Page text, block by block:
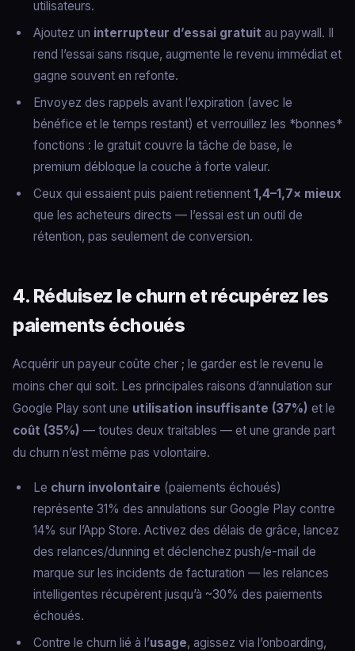
utilisateurs.
Ajoutez un interrupteur d’essai gratuit au paywall. Il
rend l’essai sans risque, augmente le revenu immédiat et
gagne souvent en refonte.
Envoyez des rappels avant l’expiration (avec le
bénéfice et le temps restant) et verrouillez les *bonnes*
fonctions : le gratuit couvre la tâche de base, le
premium débloque la couche à forte valeur.
Ceux qui essaient puis paient retiennent 1,4–1,7× mieux
que les acheteurs directs — l’essai est un outil de
rétention, pas seulement de conversion.
4. Réduisez le churn et récupérez les
paiements échoués
Acquérir un payeur coûte cher ; le garder est le revenu le
moins cher qui soit. Les principales raisons d’annulation sur
Google Play sont une utilisation insuffisante (37%) et le
coût (35%) — toutes deux traitables — et une grande part
du churn n’est même pas volontaire.
Le churn involontaire (paiements échoués)
représente 31% des annulations sur Google Play contre
14% sur l’App Store. Activez des délais de grâce, lancez
des relances/dunning et déclenchez push/e-mail de
marque sur les incidents de facturation — les relances
intelligentes récupèrent jusqu’à ~30% des paiements
échoués.
Contre le churn lié à l’usage, agissez via l’onboarding,